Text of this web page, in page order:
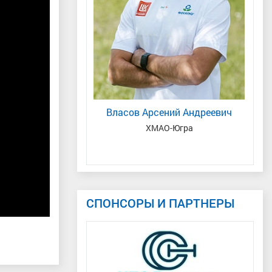
Власов Арсений Андреевич
ХМАО-Югра
СПОНСОРЫ И ПАРТНЕРЫ